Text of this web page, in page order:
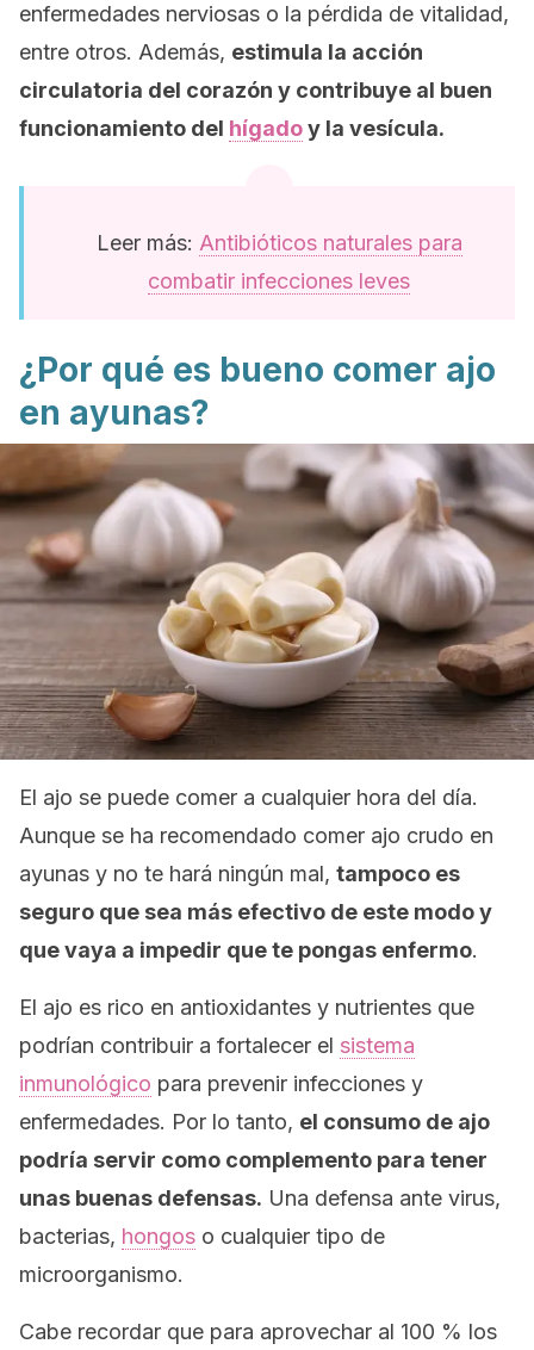
enfermedades nerviosas o la pérdida de vitalidad,
entre otros. Además, estimula la acción
circulatoria del corazón y contribuye al buen
funcionamiento del hígadoy la vesícula.
Leer más: Antibióticos naturales para
combatir infecciones leves
¿Por qué es bueno comer ajo
en ayunas?
El ajo se puede comer a cualquier hora del día.
Aunque se ha recomendado comer ajo crudo en
ayunas y no te hará ningún mal, tampoco es
seguro que sea más efectivo de este modo y
que vaya a impedir que te pongas enfermo.
El ajo es rico en antioxidantes y nutrientes que
podrían contribuir a fortalecer el sistema
inmunológico para prevenir infecciones y
enfermedades. Por lo tanto, el consumo de ajo
podría servir como complemento para tener
unas buenas defensas. Una defensa ante virus,
bacterias, hongos o cualquier tipo de
microorganismo.
Cabe recordar que para aprovechar al 100 % los